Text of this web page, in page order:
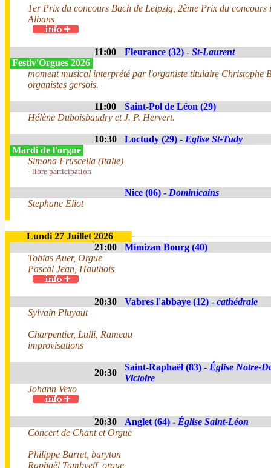
1er Prix du concours Bach de Leipzig, 2ème Prix du concours
Albans
11:00 Fleurance (32) - St-Laurent
Festiv'Orgues 2026
moment musical interprété par l'organiste titulaire Christophe
organistes gersois.
11:00
Saint-Pol de Léon (29)
Hélène Duboisbaudry et J. P. Hervert.
10:30 Loctudy (29) - Eglise St-Tudy
Mardi de l'orgue
Simona Fruscella (Italie)
- libre participation
Nice (06) - Dominicains
Stephane Eliot
Lundi 27 Juillet 2026
21:00
Mimizan Bourg (40)
Tobias Auer, Orgue
Pascal Jean, Hautbois
20:30 Vabres l'abbaye (12) - cathédrale
Sylvain Pluyaut
Charpentier, Lulli, Rameau
improvisations
20:30
Saint-Raphaël (83) - Église Notre-
Victoire
Johann Vexo
20:30 Anglet (64) - Église Saint-Léon
Concert de Chant et Orgue
Philippe Barret, baryton
Raphaël Tambyeff, orgue